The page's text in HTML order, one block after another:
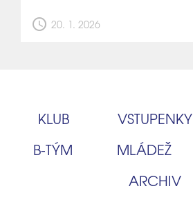
schedule 20. 1. 2026
KLUB VSTUPENKY
B‑TÝM
MLÁDEŽ
ARCHIV